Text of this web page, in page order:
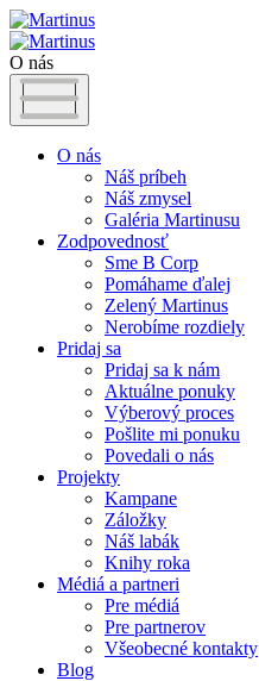
O nás
O nás
Náš príbeh
Náš zmysel
Galéria Martinusu
Zodpovednosť
Sme B Corp
Pomáhame ďalej
Zelený Martinus
Nerobíme rozdiely
Pridaj sa
Pridaj sa k nám
Aktuálne ponuky
Výberový proces
Pošlite mi ponuku
Povedali o nás
Projekty
Kampane
Záložky
Náš labák
Knihy roka
Médiá a partneri
Pre médiá
Pre partnerov
Všeobecné kontakty
Blog